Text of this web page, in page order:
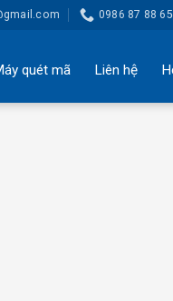
0986 87 88 65
quét mã Liên hệ